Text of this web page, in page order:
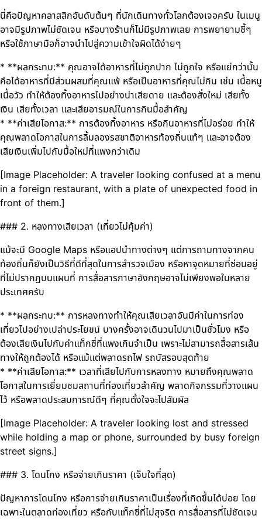
นี่คือปัญหาคลาสสิกอันดับต้นๆ ที่นักเดินทางทั่วโลกต้องเจอครับ ในเมนู
อาจมีรูปภาพไม่ชัดเจน หรือบางร้านก็ไม่มีรูปภาพเลย การพยายามชี้ๆ
หรือใช้ภาษามือก็อาจนำไปสู่ความเข้าใจผิดได้ง่ายๆ
* **ผลกระทบ:** คุณอาจได้อาหารที่ไม่ถูกปาก ไม่ถูกใจ หรือแย่กว่านั้น
คือได้อาหารที่มีส่วนผสมที่คุณแพ้ หรือเป็นอาหารที่คุณไม่กิน เช่น เนื้อหมู
เนื้อวัว ทำให้ต้องทิ้งอาหารไปอย่างน่าเสียดาย และต้องสั่งใหม่ เสียทั้ง
เงิน เสียทั้งเวลา และเสียอารมณ์ในการกินมื้อสำคัญ
* **ค่าเสียโอกาส:** การต้องทิ้งอาหาร หรือกินอาหารที่ไม่อร่อย ทำให้
คุณพลาดโอกาสในการลิ้มลองรสชาติอาหารท้องถิ่นแท้ๆ และอาจต้อง
เสียเงินเพิ่มไปกับมื้อใหม่ที่แพงกว่าเดิม
[Image Placeholder: A traveler looking confused at a menu
in a foreign restaurant, with a plate of unexpected food in
front of them.]
### 2. หลงทางเสียเวลา (เที่ยวไม่คุ้มค่า)
แม้จะมี Google Maps หรือแอปนำทางต่างๆ แต่การถามทางจากคน
ท้องถิ่นก็ยังเป็นวิธีที่ดีที่สุดในการสำรวจเมือง หรือหาจุดหมายที่ซ่อนอยู่
ที่ไม่ปรากฏบนแผนที่ การสื่อสารภาษาอังกฤษอาจไม่เพียงพอในหลาย
ประเทศครับ
* **ผลกระทบ:** การหลงทางทำให้คุณเสียเวลาอันมีค่าในการท่อง
เที่ยวไปอย่างเปล่าประโยชน์ บางครั้งอาจเดินวนไปมาเป็นชั่วโมง หรือ
ต้องเสียเงินไปกับค่าแท็กซี่ที่แพงเกินจำเป็น เพราะไม่สามารถสื่อสารเส้น
ทางให้ถูกต้องได้ หรือแม้แต่พลาดรถไฟ รถบัสรอบสุดท้าย
* **ค่าเสียโอกาส:** เวลาที่เสียไปกับการหลงทาง หมายถึงคุณพลาด
โอกาสในการเยี่ยมชมสถานที่ท่องเที่ยวสำคัญ พลาดกิจกรรมที่วางแผน
ไว้ หรือพลาดประสบการณ์ดีๆ ที่คุณตั้งใจจะไปสัมผัส
[Image Placeholder: A traveler looking lost and stressed
while holding a map or phone, surrounded by busy foreign
street signs.]
### 3. โดนโกง หรือจ่ายเกินราคา (เจ็บใจที่สุด)
ปัญหาการโดนโกง หรือการจ่ายเกินราคาเป็นเรื่องที่เกิดขึ้นได้บ่อย โดย
เฉพาะในตลาดท่องเที่ยว หรือกับแท็กซี่ที่ไม่สุจริต การสื่อสารที่ไม่ชัดเจน